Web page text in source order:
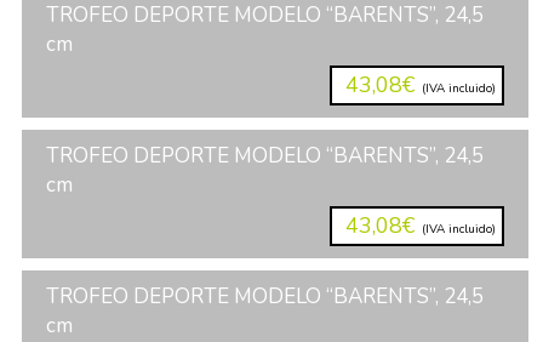
TROFEO DEPORTE MODELO “BARENTS”, 24,5
cm
43,08€ (IVA incluido)
TROFEO DEPORTE MODELO “BARENTS”, 24,5
cm
43,08€ (IVA incluido)
TROFEO DEPORTE MODELO “BARENTS”, 24,5
cm